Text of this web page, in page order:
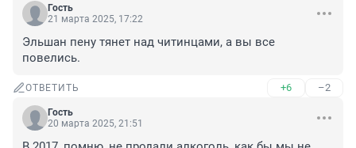
Гость
21 марта 2025, 17:22
Эльшан пену тянет над читинцами, а вы все
повелись.
ОТВЕТИТЬ +6 –2
Гость
20 марта 2025, 21:51